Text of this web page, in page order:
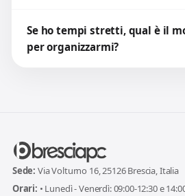
Se ho tempi stretti, qual è il
per organizzarmi?
Sede: Via Volturno 16, 25126 Brescia, Italia
Orari: • Lunedì - Venerdì: 09:00-12:30 e